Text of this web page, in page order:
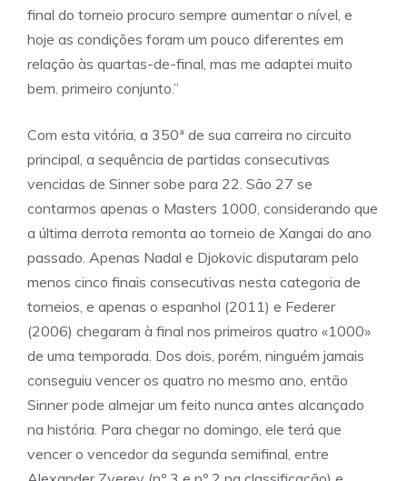
final do torneio procuro sempre aumentar o nível, e
hoje as condições foram um pouco diferentes em
relação às quartas-de-final, mas me adaptei muito
bem. primeiro conjunto.”
Com esta vitória, a 350ª de sua carreira no circuito
principal, a sequência de partidas consecutivas
vencidas de Sinner sobe para 22. São 27 se
contarmos apenas o Masters 1000, considerando que
a última derrota remonta ao torneio de Xangai do ano
passado. Apenas Nadal e Djokovic disputaram pelo
menos cinco finais consecutivas nesta categoria de
torneios, e apenas o espanhol (2011) e Federer
(2006) chegaram à final nos primeiros quatro «1000»
de uma temporada. Dos dois, porém, ninguém jamais
conseguiu vencer os quatro no mesmo ano, então
Sinner pode almejar um feito nunca antes alcançado
na história. Para chegar no domingo, ele terá que
vencer o vencedor da segunda semifinal, entre